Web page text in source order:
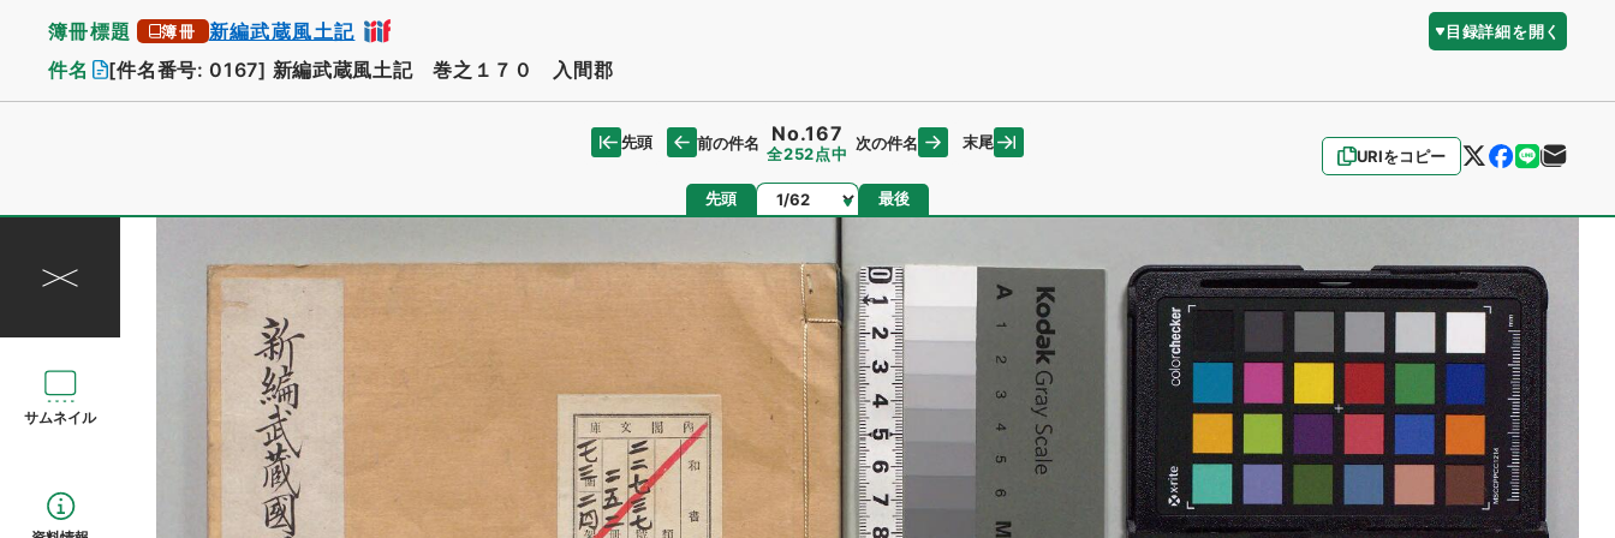
簿冊標題 簿冊 新編武蔵風土記 目録詳細を開く
件名 [件名番号: 0167] 新編武蔵風土記 巻之１７０ 入間郡
URIをコピー
先頭 前の件名 No.167
全252点中
次の件名 末尾
先頭 ページ 最後
サムネイル